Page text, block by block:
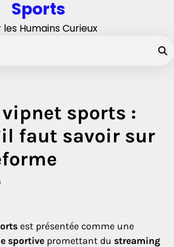
Sports
les Humains Curieux
vipnet sports :
faut savoir sur
est présentée comme une
sportive promettant du streaming